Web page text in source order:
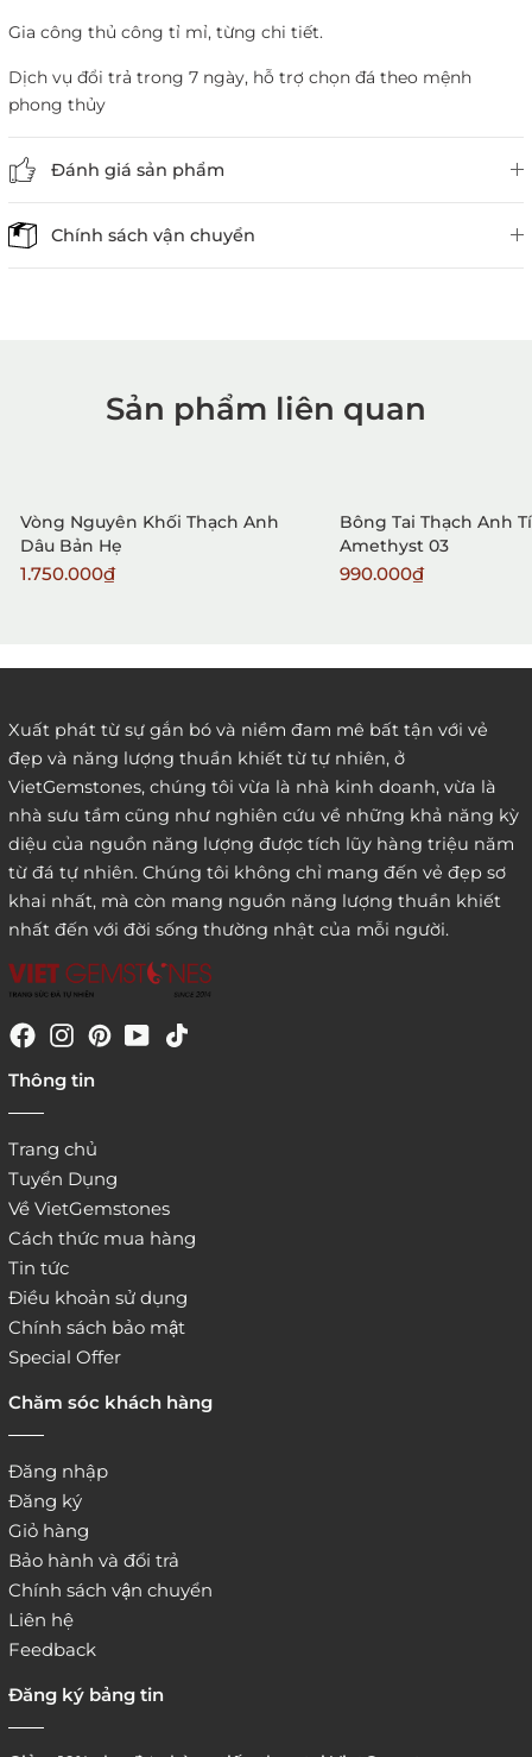
Gia công thủ công tỉ mỉ, từng chi tiết.
Dịch vụ đổi trả trong 7 ngày, hỗ trợ chọn đá theo mệnh
phong thủy
Đánh giá sản phẩm
Chính sách vận chuyển
1. Mua hàng trực tiếp tại VietGemstones
3. Đặt hàng thông quaemail hay chat trực tiếp với
chúng tôi:
website:
Sản phẩm liên quan
Vòng Nguyên Khối Thạch Anh
Dâu Bản Hẹ
1.750.000₫
Bông Tai Thạch Anh
Amethyst 03
990.000₫
Xuất phát từ sự gắn bó và niềm đam mê bất tận với vẻ
đẹp và năng lượng thuần khiết từ tự nhiên, ở
VietGemstones, chúng tôi vừa là nhà kinh doanh, vừa là
nhà sưu tầm cũng như nghiên cứu về những khả năng kỳ
diệu của nguồn năng lượng được tích lũy hàng triệu năm
từ đá tự nhiên. Chúng tôi không chỉ mang đến vẻ đẹp sơ
khai nhất, mà còn mang nguồn năng lượng thuần khiết
nhất đến với đời sống thường nhật của mỗi người.
Thông tin
Trang chủ
Tuyển Dụng
Về VietGemstones
Cách thức mua hàng
Tin tức
Điều khoản sử dụng
Chính sách bảo mật
Special Offer
Chăm sóc khách hàng
Đăng nhập
Đăng ký
Giỏ hàng
Bảo hành và đổi trả
Chính sách vận chuyển
Liên hệ
Feedback
Đăng ký bảng tin